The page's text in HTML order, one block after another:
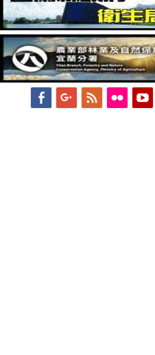
FacebookGoogleplus
Feed Flickr